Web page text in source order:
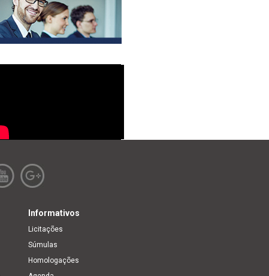
Informativos
Licitações
Súmulas
Homologações